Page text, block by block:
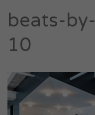
beats-
10